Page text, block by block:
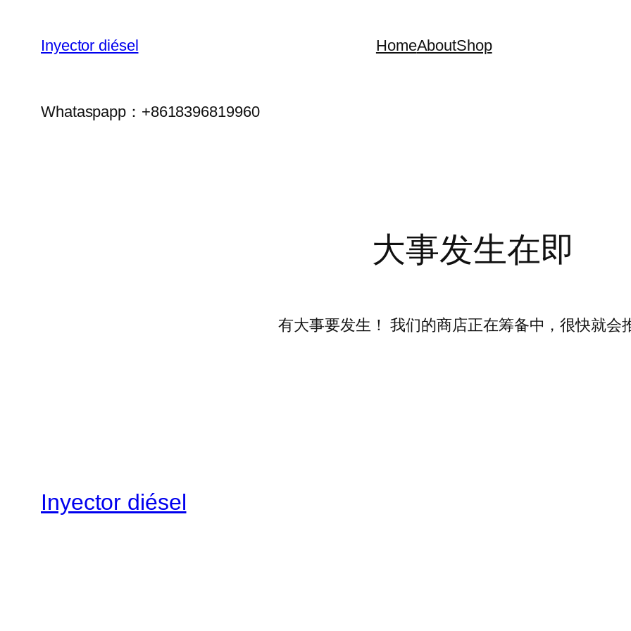
Inyector diésel HomeAboutShop
Whataspapp：+8618396819960
大事发生在即
有大事要发生！ 我们的商店正在筹备中，很快就会
Inyector diésel